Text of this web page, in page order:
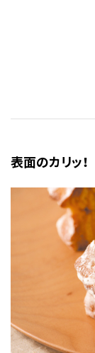
表面のカリッ